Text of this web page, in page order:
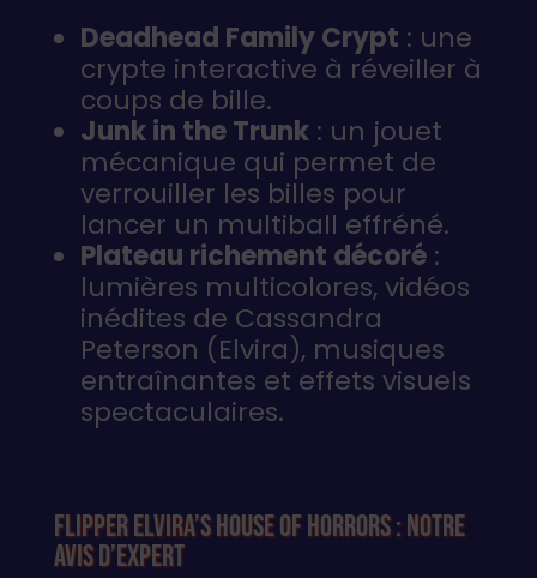
Deadhead Family Crypt : une
crypte interactive à réveiller à
coups de bille.
Junk in the Trunk: un jouet
mécanique qui permet de
verrouiller les billes pour
lancer un multiball effréné.
Plateau richement décoré:
lumières multicolores, vidéos
inédites de Cassandra
Peterson (Elvira), musiques
entraînantes et effets visuels
spectaculaires.
Flipper Elvira’s House of Horrors : notre
avis d’expert